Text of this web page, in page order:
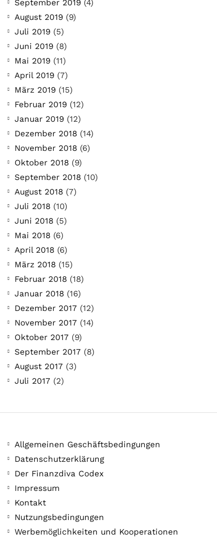
September 2019 (4)
August 2019 (9)
Juli 2019 (5)
Juni 2019 (8)
Mai 2019 (11)
April 2019 (7)
März 2019 (15)
Februar 2019 (12)
Januar 2019 (12)
Dezember 2018 (14)
November 2018 (6)
Oktober 2018 (9)
September 2018 (10)
August 2018 (7)
Juli 2018 (10)
Juni 2018 (5)
Mai 2018 (6)
April 2018 (6)
März 2018 (15)
Februar 2018 (18)
Januar 2018 (16)
Dezember 2017 (12)
November 2017 (14)
Oktober 2017 (9)
September 2017 (8)
August 2017 (3)
Juli 2017 (2)
Allgemeinen Geschäftsbedingungen
Datenschutzerklärung
Der Finanzdiva Codex
Impressum
Kontakt
Nutzungsbedingungen
Werbemöglichkeiten und Kooperationen